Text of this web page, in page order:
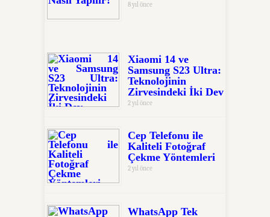
8 yıl önce
Xiaomi 14 ve
Samsung S23 Ultra:
Teknolojinin
Zirvesindeki İki Dev
2 yıl önce
Cep Telefonu ile
Kaliteli Fotoğraf
Çekme Yöntemleri
2 yıl önce
WhatsApp Tek